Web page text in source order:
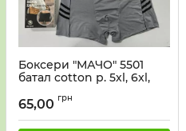
Боксери "МАЧО" 5501
батал cotton р. 5хl, 6xl,
65,00 грн